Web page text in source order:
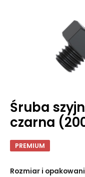
Śruba
czarna
PREMIUM
Rozmiar i